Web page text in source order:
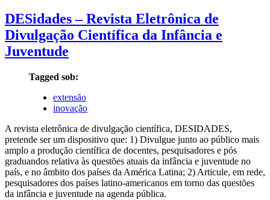
DESidades – Revista Eletrônica de
Divulgação Científica da Infância e
Juventude
Tagged sob:
extensão
inovação
A revista eletrônica de divulgação científica, DESIDADES,
pretende ser um dispositivo que: 1) Divulgue junto ao público mais
amplo a produção científica de docentes, pesquisadores e pós
graduandos relativa às questões atuais da infância e juventude no
país, e no âmbito dos países da América Latina; 2) Articule, em rede,
pesquisadores dos países latino-americanos em torno das questões
da infância e juventude na agenda pública.